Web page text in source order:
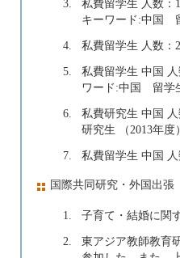
3.
私費留学生 人数
キーワード:中国
4.
私費留学生 人数：
5.
私費留学生 中国
ワード:中国 留学
6.
私費研究生 中国
研究生 （2013年度）
7.
私費留学生 中国
国際共同研究・外国出張
1.
子育て・結婚に関
2.
東アジア教師教育